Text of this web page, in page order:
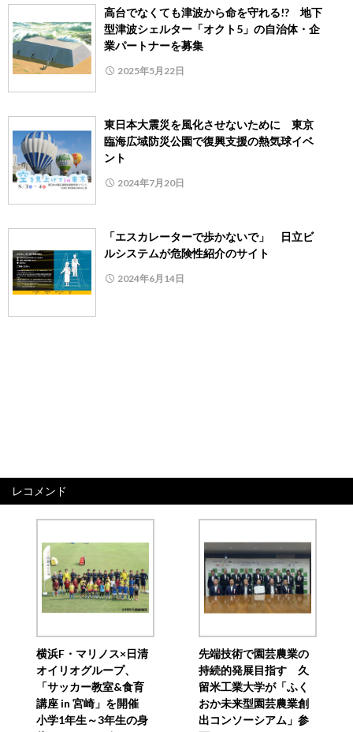
高台でなくても津波から命を守れる!? 地下
型津波シェルター「オクト5」の自治体・企
業パートナーを募集
2025年5月22日
東日本大震災を風化させないために 東京
臨海広域防災公園で復興支援の熱気球イベ
ント
2024年7月20日
「エスカレーターで歩かないで」 日立ビ
ルシステムが危険性紹介のサイト
2024年6月14日
レコメンド
横浜F・マリノス×日清
オイリオグループ、
「サッカー教室&食育
講座 in 宮崎」を開催
小学1年生～3年生の身
先端技術で園芸農業の
持続的発展目指す 久
留米工業大学が「ふく
おか未来型園芸農業創
出コンソーシアム」参